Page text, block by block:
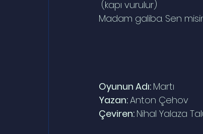
(kapı vurulur)
Madam galiba. Sen
Oyunun Adı: Martı
Yazan: Anton Çehov
Çeviren: Nihal Yalaza